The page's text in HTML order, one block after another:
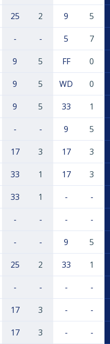
25 2 9 5
- - 5 7
9 5 FF 0
9 5 WD 0
9 5 33 1
- - 9 5
17 3 17 3
33 1 17 3
33 1 - -
- - - -
- - 9 5
25 2 33 1
- - - -
17 3 - -
17 3 - -